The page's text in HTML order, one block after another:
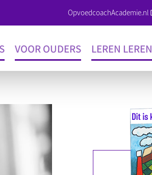
OpvoedcoachAcademie.nl
VOOR OUDERS LEREN LEREN